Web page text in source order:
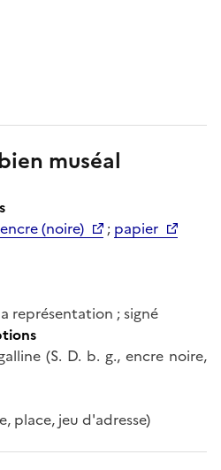
muséal
(noire)
; papier
représentation ; signé
(S. D. b. g., encre noire,
place, jeu d'adresse)